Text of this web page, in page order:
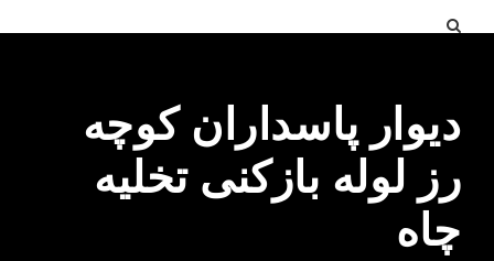
دیوار پاسداران کوچه
رز لوله بازکنی تخلیه
چاه